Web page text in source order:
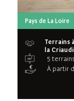
Pays de La Loire
Terrains
la
5 terrains
À partir